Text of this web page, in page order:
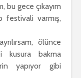
bu gece çıkayım
festivali varmış,
ölünce
kusura bakma
yapıyor gibi